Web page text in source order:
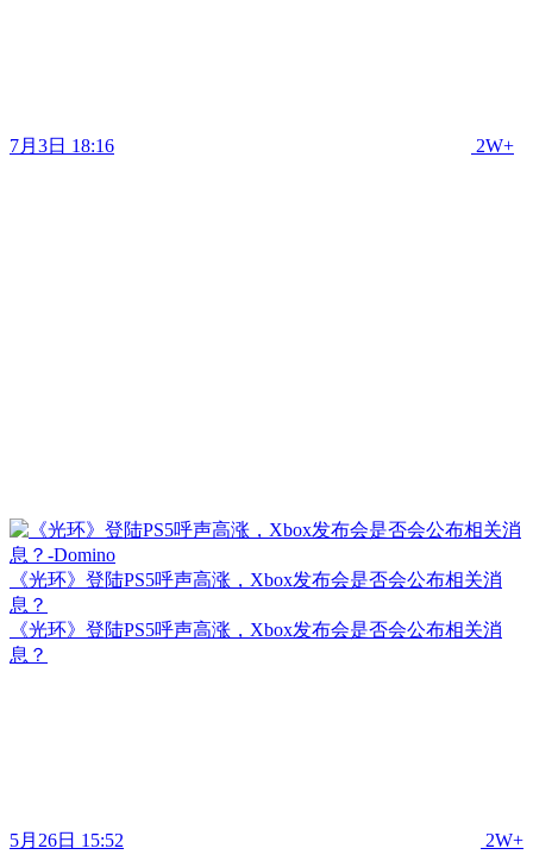
7月3日 18:16 2W+
《光环》登陆PS5呼声高涨，Xbox发布会是否会公布相关消
息？
《光环》登陆PS5呼声高涨，Xbox发布会是否会公布相关消
息？
5月26日 15:52 2W+